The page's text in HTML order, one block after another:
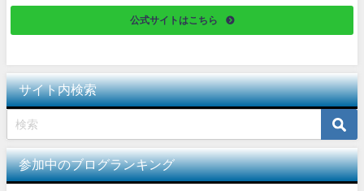
公式サイトはこちら
サイト内検索
参加中のブログランキング